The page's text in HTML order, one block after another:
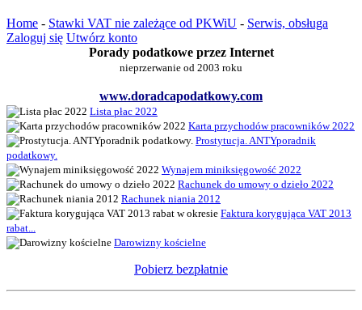
Home - Stawki VAT nie zależące od PKWiU - Serwis, obsługa
Zaloguj się Utwórz konto
Porady podatkowe przez Internet
nieprzerwanie od 2003 roku
www.doradcapodatkowy.com
Lista płac 2022
Karta przychodów pracowników 2022
Prostytucja. ANTYporadnik
podatkowy.
Wynajem miniksięgowość 2022
Rachunek do umowy o dzieło 2022
Rachunek niania 2012
Faktura korygująca VAT 2013
rabat...
Darowizny kościelne
Pobierz bezpłatnie